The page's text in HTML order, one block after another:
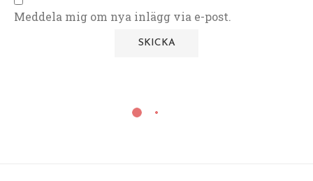
Meddela mig om nya inlägg via e-post.